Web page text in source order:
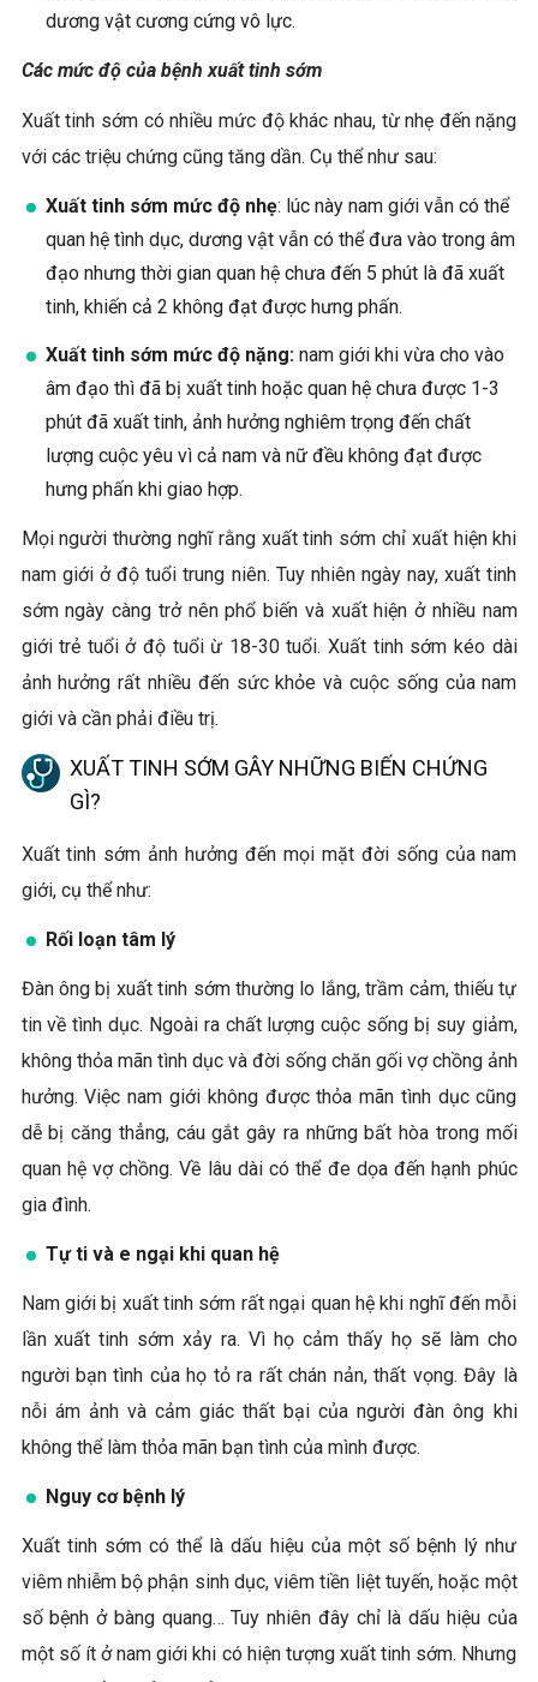
dương vật cương cứng vô lực.
Các mức độ của bệnh xuất tinh sớm
Xuất tinh sớm có nhiều mức độ khác nhau, từ nhẹ đến nặng
với các triệu chứng cũng tăng dần. Cụ thể như sau:
Xuất tinh sớm mức độ nhẹ: lúc này nam giới vẫn có thể
quan hệ tình dục, dương vật vẫn có thể đưa vào trong âm
đạo nhưng thời gian quan hệ chưa đến 5 phút là đã xuất
tinh, khiến cả 2 không đạt được hưng phấn.
Xuất tinh sớm mức độ nặng:nam giới khi vừa cho vào
âm đạo thì đã bị xuất tinh hoặc quan hệ chưa được 1-3
phút đã xuất tinh, ảnh hưởng nghiêm trọng đến chất
lượng cuộc yêu vì cả nam và nữ đều không đạt được
hưng phấn khi giao hợp.
Mọi người thường nghĩ rằng xuất tinh sớm chỉ xuất hiện khi
nam giới ở độ tuổi trung niên. Tuy nhiên ngày nay, xuất tinh
sớm ngày càng trở nên phổ biến và xuất hiện ở nhiều nam
giới trẻ tuổi ở độ tuổi ừ 18-30 tuổi. Xuất tinh sớm kéo dài
ảnh hưởng rất nhiều đến sức khỏe và cuộc sống của nam
giới và cần phải điều trị.
XUẤT TINH SỚM GÂY NHỮNG BIẾN CHỨNG
GÌ?
Xuất tinh sớm ảnh hưởng đến mọi mặt đời sống của nam
giới, cụ thể như:
Rối loạn tâm lý
Đàn ông bị xuất tinh sớm thường lo lắng, trầm cảm, thiếu tự
tin về tình dục. Ngoài ra chất lượng cuộc sống bị suy giảm,
không thỏa mãn tình dục và đời sống chăn gối vợ chồng ảnh
hưởng. Việc nam giới không được thỏa mãn tình dục cũng
dễ bị căng thẳng, cáu gắt gây ra những bất hòa trong mối
quan hệ vợ chồng. Về lâu dài có thể đe dọa đến hạnh phúc
gia đình.
Tự ti và e ngại khi quan hệ
Nam giới bị xuất tinh sớm rất ngại quan hệ khi nghĩ đến mỗi
lần xuất tinh sớm xảy ra. Vì họ cảm thấy họ sẽ làm cho
người bạn tình của họ tỏ ra rất chán nản, thất vọng. Đây là
nỗi ám ảnh và cảm giác thất bại của người đàn ông khi
không thể làm thỏa mãn bạn tình của mình được.
Nguy cơ bệnh lý
Xuất tinh sớm có thể là dấu hiệu của một số bệnh lý như
viêm nhiễm bộ phận sinh dục, viêm tiền liệt tuyến, hoặc một
số bệnh ở bàng quang… Tuy nhiên đây chỉ là dấu hiệu của
một số ít ở nam giới khi có hiện tượng xuất tinh sớm. Nhưng